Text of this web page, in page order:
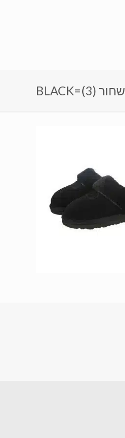
BLACK=שחור (3)